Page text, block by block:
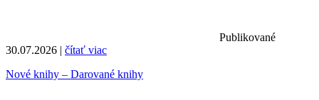
Publikované
30.07.2026 | čítať viac
Nové knihy – Darované knihy